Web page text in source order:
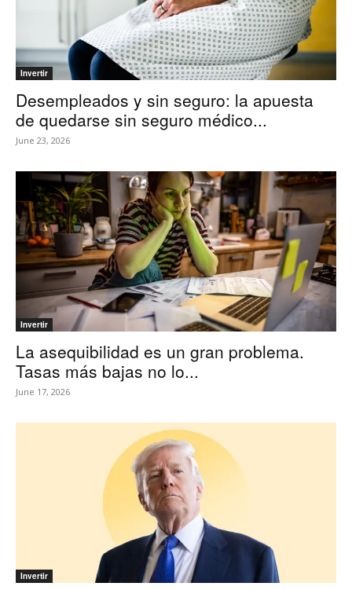
Invertir
Desempleados y sin seguro: la apuesta
de quedarse sin seguro médico...
June 23, 2026
Invertir
La asequibilidad es un gran problema.
Tasas más bajas no lo...
June 17, 2026
Invertir